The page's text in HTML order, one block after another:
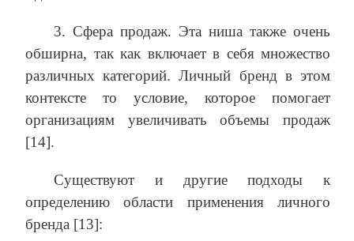
3. Сфера продаж. Эта ниша также очень
обширна, так как включает в себя множество
различных категорий. Личный бренд в этом
контексте то условие, которое помогает
организациям увеличивать объемы продаж
[14].
Существуют и другие подходы к
определению области применения личного
бренда [13]: